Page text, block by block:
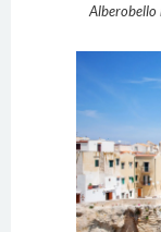
Alberobello